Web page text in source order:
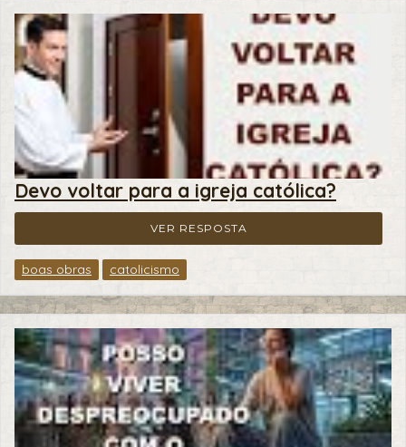
Devo voltar para a igreja católica?
VER RESPOSTA
boas obras catolicismo